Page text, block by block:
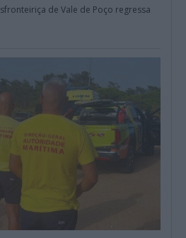
de Vale de Poço regressa